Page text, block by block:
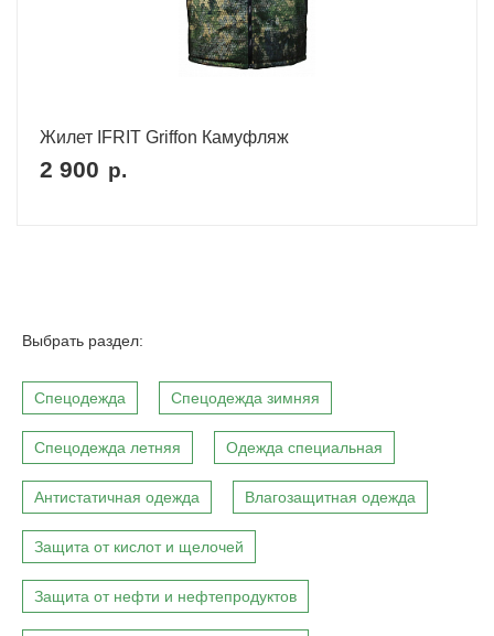
Жилет IFRIT Griffon Камуфляж
2 900 р.
Выбрать раздел:
Спецодежда Спецодежда зимняя
Спецодежда летняя Одежда специальная
Антистатичная одежда Влагозащитная одежда
Защита от кислот и щелочей
Защита от нефти и нефтепродуктов